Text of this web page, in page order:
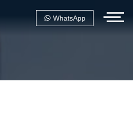
WhatsApp